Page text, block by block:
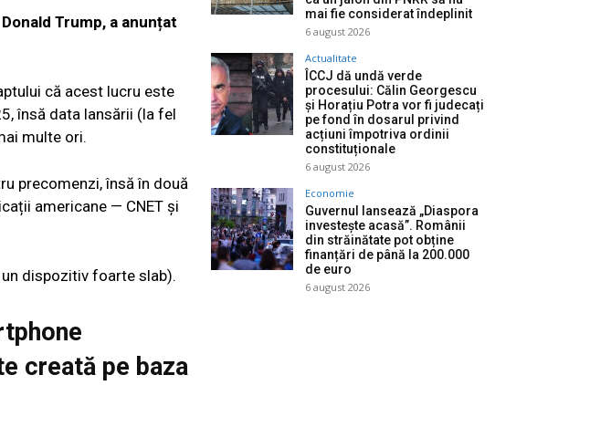
Trump, a anunțat
că acest lucru este
însă data lansării (la fel
multe ori.
precomenzi, însă în două
americane — CNET și
dispozitiv foarte slab).
creată pe baza
mai fie considerat îndeplinit
6 august 2026
Actualitate
ÎCCJ dă undă verde
procesului: Călin Georgescu
și Horațiu Potra vor fi judecați
pe fond în dosarul privind
acțiuni împotriva ordinii
constituționale
6 august 2026
Economie
Guvernul lansează „Diaspora
investește acasă”. Românii
din străinătate pot obține
finanțări de până la 200.000
de euro
6 august 2026